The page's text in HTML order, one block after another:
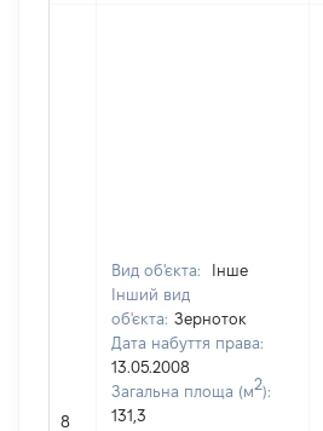
8
Вид об'єкта:
Інше
Інший вид
об'єкта: Зерноток
Дата набуття права:
13.05.2008
Загальна площа (м2):
131,3